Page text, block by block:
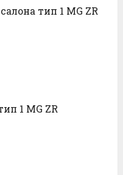
тип 1 MG ZR
1 MG ZR